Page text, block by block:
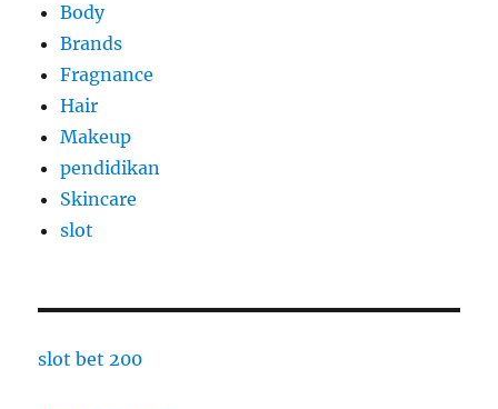
Body
Brands
Fragnance
Hair
Makeup
pendidikan
Skincare
slot
slot bet 200